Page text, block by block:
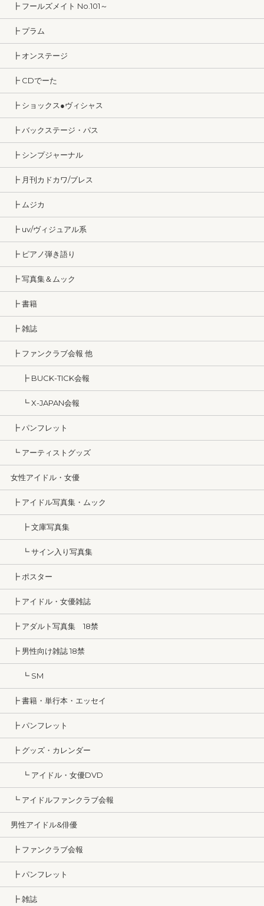
┣ フールズメイト No.101～
┣ プラム
┣ オンステージ
┣ CDでーた
┣ ショックス●ヴィシャス
┣ バックステージ・パス
┣ シンプジャーナル
┣ 月刊カドカワ/ブレス
┣ ムジカ
┣ uv/ヴィジュアル系
┣ ピアノ弾き語り
┣ 写真集＆ムック
┣ 書籍
┣ 雑誌
┣ ファンクラブ会報 他
┣ BUCK-TICK会報
┗ X-JAPAN会報
┣ パンフレット
┗ アーティストグッズ
女性アイドル・女優
┣ アイドル写真集・ムック
┣ 文庫写真集
┗ サイン入り写真集
┣ ポスター
┣ アイドル・女優雑誌
┣ アダルト写真集 18禁
┣ 男性向け雑誌 18禁
┗ SM
┣ 書籍・単行本・エッセイ
┣ パンフレット
┣ グッズ・カレンダー
┗ アイドル・女優DVD
┗ アイドルファンクラブ会報
男性アイドル&俳優
┣ ファンクラブ会報
┣ パンフレット
┣ 雑誌